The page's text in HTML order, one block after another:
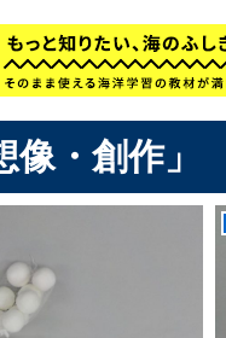
・創作」